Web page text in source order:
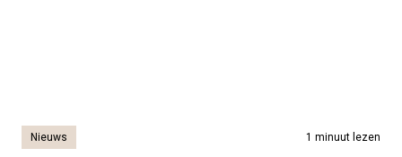
Nieuws 1 minuut lezen